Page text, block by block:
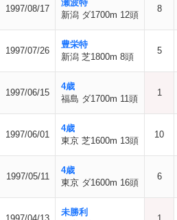
1997/08/17
瀬波特
新潟 ダ1700m 12頭
8
1997/07/26
豊栄特
新潟 芝1800m 8頭
5
1997/06/15
4歳
福島 ダ1700m 11頭
1
1997/06/01
4歳
東京 芝1600m 13頭
10
1997/05/11
4歳
東京 ダ1600m 16頭
6
未勝利